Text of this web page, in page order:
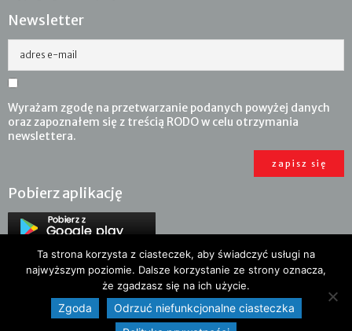
Newsletter
adres e-mail
Wyrażam zgodę na przetwarzanie podanych powyżej danych
oraz zapoznałem się z treścią RODO w celu otrzymania
newslettera.
Pobierz aplikację
Ta strona korzysta z ciasteczek, aby świadczyć usługi na
najwyższym poziomie. Dalsze korzystanie ze strony oznacza,
że zgadzasz się na ich użycie.
Zgoda
Odrzuć niefunkcjonalne ciasteczka